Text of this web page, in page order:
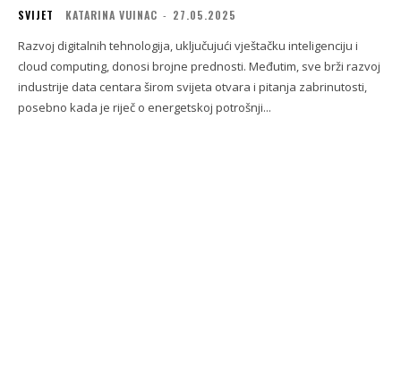
SVIJET KATARINA VUINAC - 27.05.2025
Razvoj digitalnih tehnologija, uključujući vještačku inteligenciju i
cloud computing, donosi brojne prednosti. Međutim, sve brži razvoj
industrije data centara širom svijeta otvara i pitanja zabrinutosti,
posebno kada je riječ o energetskoj potrošnji...